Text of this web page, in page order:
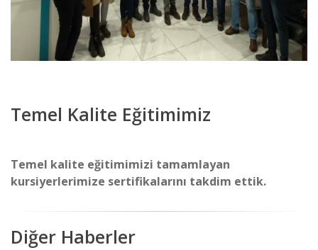
Temel Kalite Eğitimimiz
Temel kalite eğitimimizi tamamlayan
kursiyerlerimize sertifikalarını takdim ettik.
Diğer Haberler